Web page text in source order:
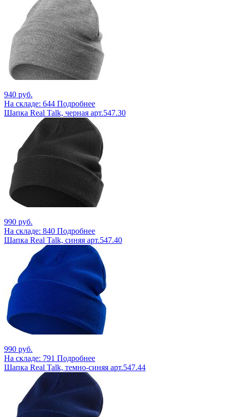
940 руб.
На складе: 644 Подробнее
Шапка Real Talk, черная арт.547.30
990 руб.
На складе: 840 Подробнее
Шапка Real Talk, синяя арт.547.40
990 руб.
На складе: 791 Подробнее
Шапка Real Talk, темно-синяя арт.547.44